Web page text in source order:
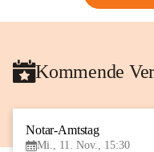
Kommende
Notar-Amtstag
Mi., 11. Nov., 15:30